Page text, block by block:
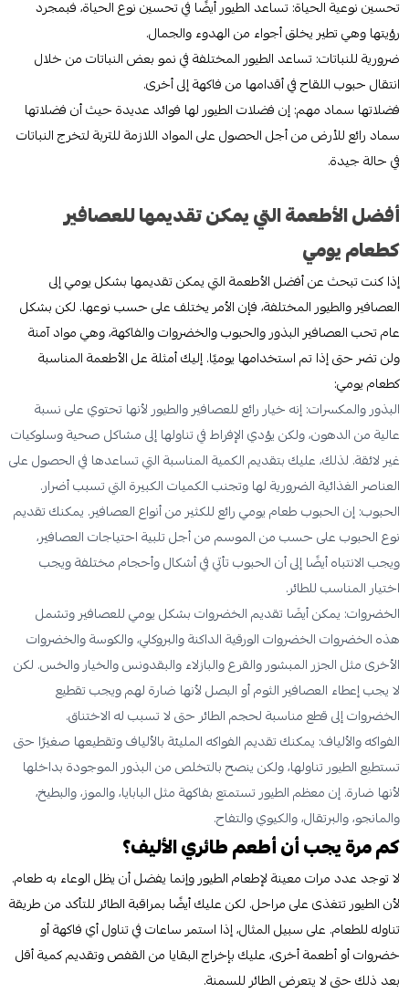
تحسين نوعية الحياة: تساعد الطيور أيضًا في تحسين نوع الحياة، فبمجرد
رؤيتها وهي تطير يخلق أجواء من الهدوء والجمال.
ضرورية للنباتات: تساعد الطيور المختلفة في نمو بعض النباتات من خلال
انتقال حبوب اللقاح في أقدامها من فاكهة إلى أخرى.
فضلاتها سماد مهم: إن فضلات الطيور لها فوائد عديدة حيث أن فضلاتها
سماد رائع للأرض من أجل الحصول على المواد اللازمة للتربة لتخرج النباتات
في حالة جيدة.
أفضل الأطعمة التي يمكن تقديمها للعصافير
كطعام يومي
إذا كنت تبحث عن أفضل الأطعمة التي يمكن تقديمها بشكل يومي إلى
العصافير والطيور المختلفة، فإن الأمر يختلف على حسب نوعها. لكن بشكل
عام تحب العصافير البذور والحبوب والخضروات والفاكهة، وهي مواد آمنة
ولن تضر حتى إذا تم استخدامها يوميًا. إليك أمثلة عل الأطعمة المناسبة
كطعام يومي:
البذور والمكسرات: إنه خيار رائع للعصافير والطيور لأنها تحتوي على نسبة
عالية من الدهون، ولكن يؤدي الإفراط في تناولها إلى مشاكل صحية وسلوكيات
غير لائقة. لذلك، عليك بتقديم الكمية المناسبة التي تساعدها في الحصول على
العناصر الغذائية الضرورية لها وتجنب الكميات الكبيرة التي تسبب أضرار.
الحبوب: إن الحبوب طعام يومي رائع للكثير من أنواع العصافير. يمكنك تقديم
نوع الحبوب على حسب من الموسم من أجل تلبية احتياجات العصافير،
ويجب الانتباه أيضًا إلى أن الحبوب تأتي في أشكال وأحجام مختلفة ويجب
اختيار المناسب للطائر.
الخضروات: يمكن أيضَا تقديم الخضروات بشكل يومي للعصافير وتشمل
هذه الخضروات الخضروات الورقية الداكنة والبروكلي، والكوسة والخضروات
الأخرى مثل الجزر المبشور والقرع والبازلاء والبقدونس والخيار والخس. لكن
لا يجب إعطاء العصافير الثوم أو البصل لأنها ضارة لهم ويجب تقطيع
الخضروات إلى قطع مناسبة لحجم الطائر حتى لا تسبب له الاختناق.
الفواكه والألياف: يمكنك تقديم الفواكه المليئة بالألياف وتقطيعها صغيرًا حتى
تستطيع الطيور تناولها، ولكن ينصح بالتخلص من البذور الموجودة بداخلها
لأنها ضارة. إن معظم الطيور تستمتع بفاكهة مثل البابايا، والموز، والبطيخ،
والمانجو، والبرتقال، والكيوي والتفاح.
كم مرة يجب أن أطعم طائري الأليف؟
لا توجد عدد مرات معينة لإطعام الطيور وإنما يفضل أن يظل الوعاء به طعام.
لأن الطيور تتغذى على مراحل. لكن عليك أيضًا بمراقبة الطائر للتأكد من طريقة
تناوله للطعام. على سبيل المثال، إذا استمر ساعات في تناول أي فاكهة أو
خضروات أو أطعمة أخرى، عليك بإخراج البقايا من القفص وتقديم كمية أقل
بعد ذلك حتى لا يتعرض الطائر للسمنة.